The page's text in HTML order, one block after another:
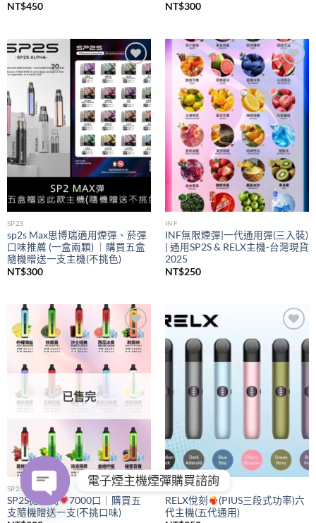
NT$450
NT$300
Add to
wishlist
SP2S
sp2s Max思博瑞適用煙彈、菸彈
口味推薦 (一盒兩顆) ｜購買五盒
隨機贈送一支主機(不挑色)
NT$300
Add to
wishlist
INF
INF無限煙彈|一代通用彈(三入裝)
| 通用SP2S & RELX主機-台灣現貨
2025
NT$250
Add to
wishlist
已售完
SP2S
SP2S拋棄式
7000口｜購買五
支隨機贈送一支(不挑口味)
Add to
wishlist
RELX
RELX悅刻
(PIUS三段式功率)六
代主機(五代通用)
電子煙主機煙彈購買諮詢
OPEN